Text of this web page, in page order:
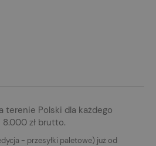
terenie Polski dla każdego
zł brutto.
- przesyłki paletowe) już od